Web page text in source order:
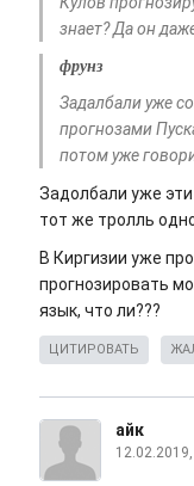
знает? Да он
фрунз
Задалбали уже
прогнозами
потом уже
Задолбали уже
тот же тролль
В Киргизии уже
прогнозировать
язык, что ли???
ЦИТИРОВАТЬ
айк